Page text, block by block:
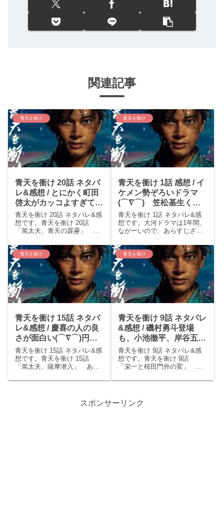
関連記事
青天を衝け
青天を衝け 20話 ネタバ
レ&感想 / とにかく町田
啓太がカッコよすぎて永
久保存版！
青天を衝け 20話 ネタバレ&感
想です。青天を衝け 20話
「篤太夫、青天の霹靂」 あ
くなり、次期将軍は慶喜（草
彅剛）しかいない状態となっ
た。篤太夫（吉沢亮）は「今
将軍になっても、国中の非難
を一身に背負うだけ」と建...
青天を衝け
青天を衝け 1話 感想 / イ
ケメン勢ぞろいドラマ
(⌒∇⌒) 笠松基生くん
良かった！
青天を衝け 1話 ネタバレ&感
想です。大河ドラマは1年間、
ながーいので、あらすじざっ
青天を衝け 1話 あらすじ冒
頭に渋沢栄一(吉沢亮)と渋沢喜
作(高良健吾)が徳川慶喜（草彅
剛）を追いかけて対面するシ
ーンがあ...
青天を衝け
青天を衝け 15話 ネタバ
レ&感想 / 慶喜の人の良
さが面白い(⌒∇⌒)円四
郎に死亡フラグ( ；∀；)
青天を衝け 15話 ネタバレ&感
想です。青天を衝け 15話
「篤太夫、薩摩潜入」 あら
（高良健吾）は初めて武士と
（堤真一）から新しい名前を
いただいた。栄一は篤太夫、
青天を衝け
青天を衝け 9話 ネタバレ
&感想 / 磯村勇斗登場
も、小池徹平、岸谷五
朗、竹中直人退場( ；
∀；)入れ替わり激しい大
河です。
青天を衝け 9話 ネタバレ&感
想です。青天を衝け 9話
「栄一と桜田門外の変」 あ
（橋本 愛）が新婚仲良く畑仕
貌の変わった長七郎(満島真之
介)が江戸から一時帰宅してく
スポンサーリンク